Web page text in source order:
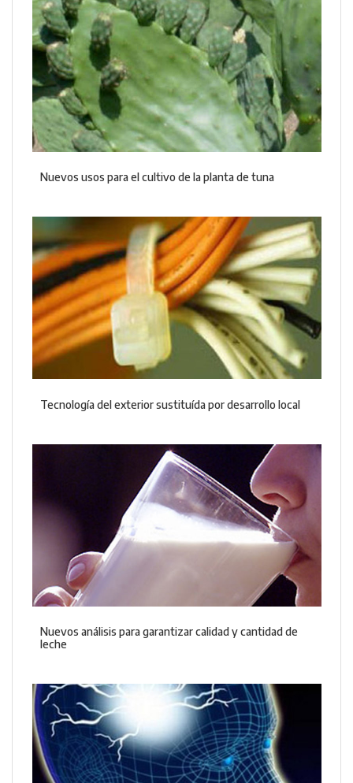
Nuevos usos para el cultivo de la planta de tuna
Tecnología del exterior sustituída por desarrollo local
Nuevos análisis para garantizar calidad y cantidad de
leche